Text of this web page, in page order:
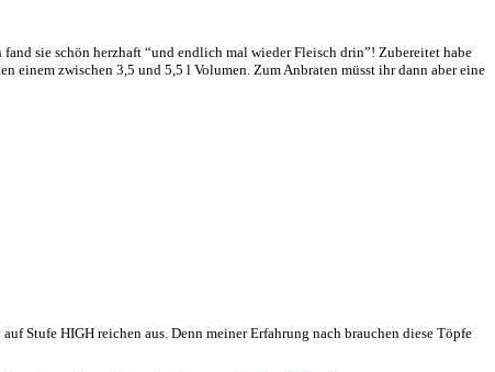
sie schön herzhaft “und endlich mal wieder Fleisch drin”! Zubereitet habe
einem zwischen 3,5 und 5,5 l Volumen. Zum Anbraten müsst ihr dann aber eine
Stufe HIGH reichen aus. Denn meiner Erfahrung nach brauchen diese Töpfe